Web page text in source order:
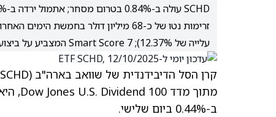
SCHD עולה ב-0.84% בטרום מסחר; אתמול ירדה ב-0.44%; בחמשת הימים האחרונים -0.54%; מתחילת השנה +3.39%.
עלייה של 12.37%); Smart Score 7 המצביע על ביצועים בקו עם השוק.
ב-0.44% ביום שלישי.